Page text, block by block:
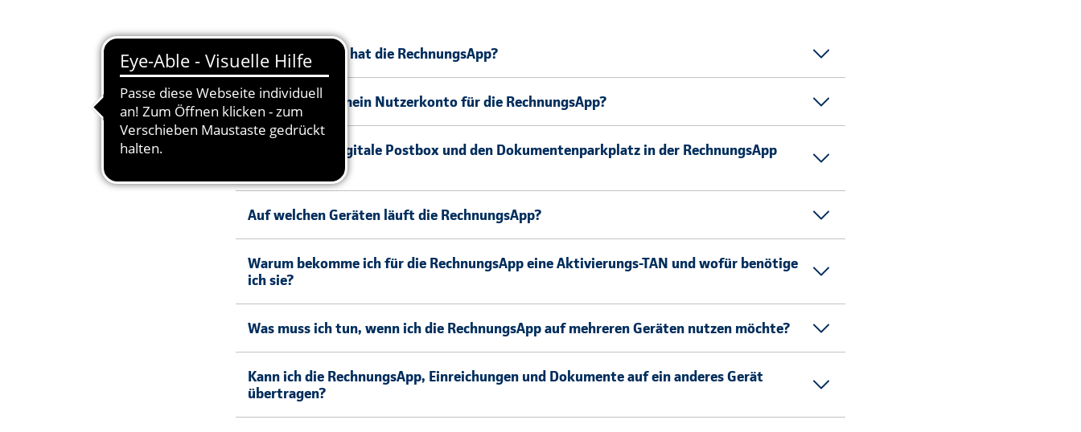
Welche Vorteile hat die RechnungsApp?
Wie lösche ich mein Nutzerkonto für die RechnungsApp?
Wer kann die digitale Postbox und den Dokumentenparkplatz in der RechnungsApp
Auf welchen Geräten läuft die RechnungsApp?
Warum bekomme ich für die RechnungsApp eine Aktivierungs-TAN und wofür benötige
ich sie?
Was muss ich tun, wenn ich die RechnungsApp auf mehreren Geräten nutzen möchte?
Kann ich die RechnungsApp, Einreichungen und Dokumente auf ein anderes Gerät
übertragen?